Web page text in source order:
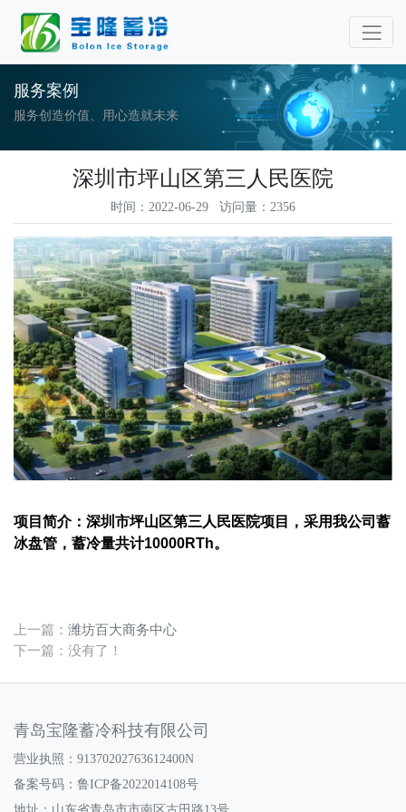
服务案例
服务创造价值、用心造就未来
深圳市坪山区第三人民医院
时间：2022-06-29 访问量：2356
项目简介：深圳市坪山区第三人民医院项目，采用我公司蓄
冰盘管，蓄冷量共计10000RTh。
上一篇： 潍坊百大商务中心
下一篇：没有了！
青岛宝隆蓄冷科技有限公司
营业执照：91370202763612400N
备案号码： 鲁ICP备2022014108号